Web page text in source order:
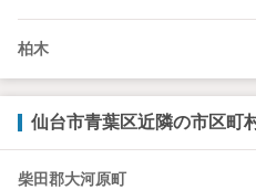
柏木
仙台市青葉区近隣の市区町
柴田郡大河原町